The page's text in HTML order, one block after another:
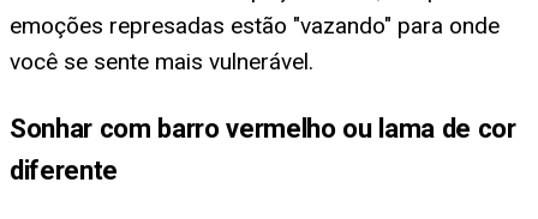
emoções represadas estão "vazando" para onde
você se sente mais vulnerável.
Sonhar com barro vermelho ou lama de cor
diferente